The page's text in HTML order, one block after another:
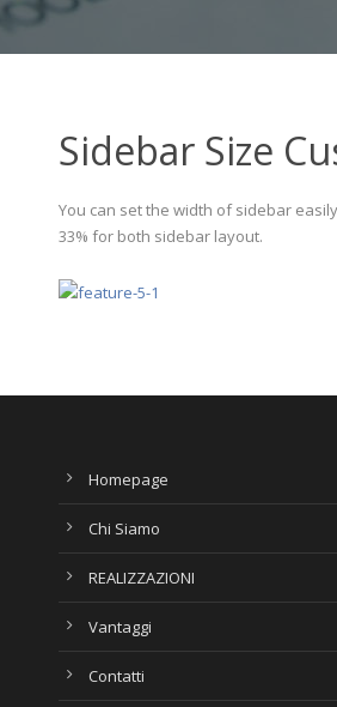
Sidebar Size
You can set the width of sidebar
33% for both sidebar layout.
Homepage
Chi Siamo
REALIZZAZIONI
Vantaggi
Contatti